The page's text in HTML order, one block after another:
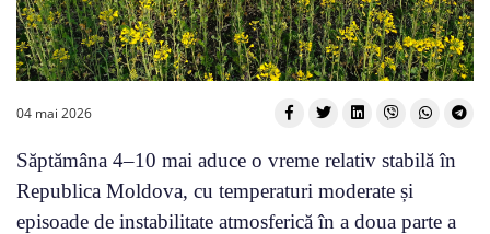
04 mai 2026
Săptămâna 4–10 mai aduce o vreme relativ stabilă în
Republica Moldova, cu temperaturi moderate și
episoade de instabilitate atmosferică în a doua parte a